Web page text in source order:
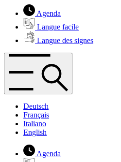
Agenda
Langue facile
Langue des signes
Deutsch
Français
Italiano
English
Agenda